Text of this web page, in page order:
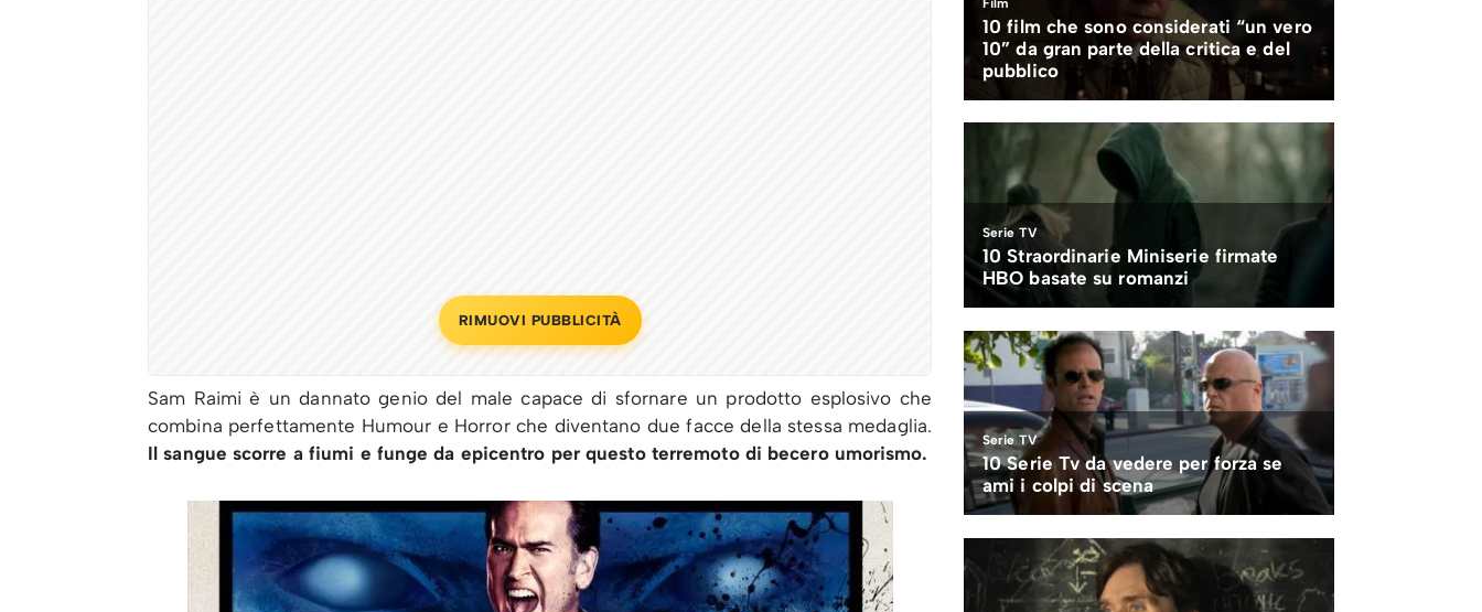
RIMUOVI PUBBLICITÀ
Sam Raimi è un dannato genio del male capace di sfornare un prodotto esplosivo che
combina perfettamente Humour e Horror che diventano due facce della stessa medaglia.
Il sangue scorre a fiumi e funge da epicentro per questo terremoto di becero umorismo.